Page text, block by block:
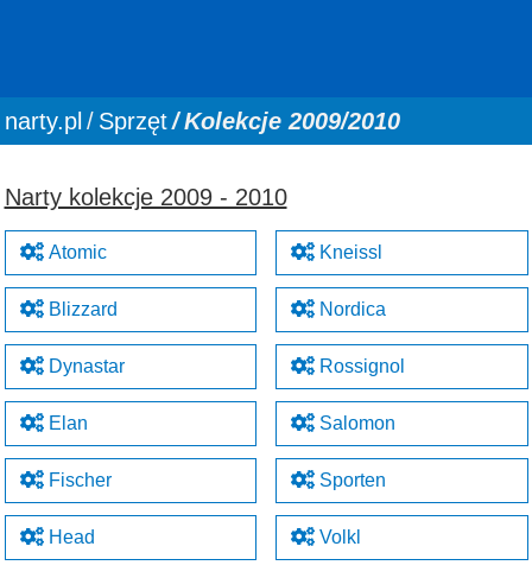
You are here:
narty.pl Sprzęt Kolekcje 2009/2010
Narty kolekcje 2009 - 2010
Atomic
Blizzard
Dynastar
Elan
Fischer
Head
Kneissl
Nordica
Rossignol
Salomon
Sporten
Volkl